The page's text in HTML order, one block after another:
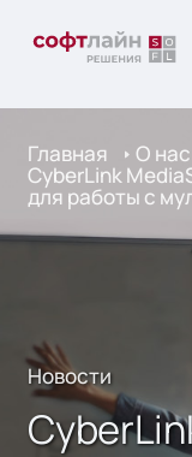
Главная О нас
CyberLink
для работы с
Новости